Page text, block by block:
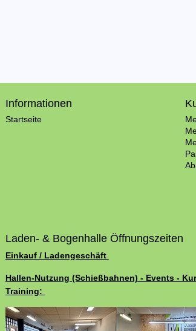
Informationen
Startseite
Laden- & Bogenhalle Öffnungszeiten
Einkauf / Ladengeschäft
Hallen-Nutzung (Schießbahnen) - Events -
Training: